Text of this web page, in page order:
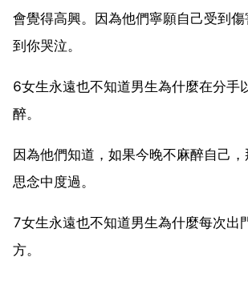
會覺得高興。因為他們寧願自己受到
到你哭泣。
6女生永遠也不知道男生為什麼在分手
醉。
因為他們知道，如果今晚不麻醉自己
思念中度過。
7女生永遠也不知道男生為什麼每次出
方。